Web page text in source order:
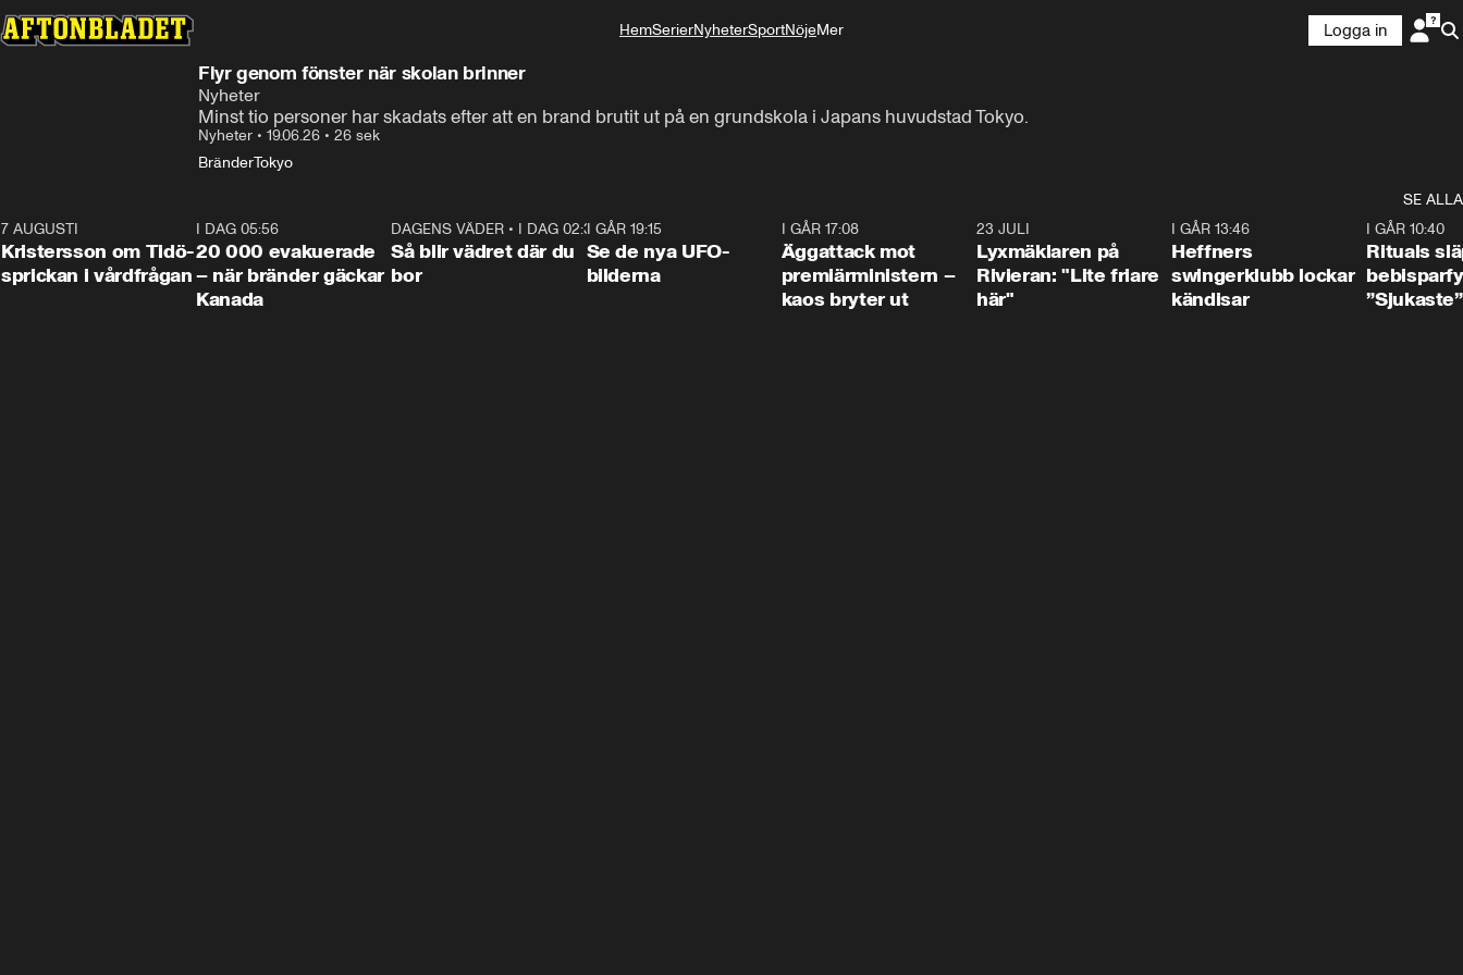
HemSerierNyheterSportNöjeMer
Logga in
Flyr genom fönster när skolan brinner
Nyheter
Minst tio personer har skadats efter att en brand brutit ut på en grundskola i Japans huvudstad Tokyo.
Nyheter • 19.06.26 • 26 sek
BränderTokyo
SE ALLA
7 AUGUSTI
Kristersson om Tidö-
sprickan i vårdfrågan
I DAG 05:56
20 000 evakuerade
– när bränder gäckar
Kanada
1:06
DAGENS VÄDER • I DAG 02:30
Så blir vädret där du
bor
I GÅR 19:15
Se de nya UFO-
bilderna
I GÅR 17:08
Äggattack mot
premiärministern –
kaos bryter ut
23 JULI
Lyxmäklaren på
Rivieran: "Lite friare
här"
I GÅR 13:46
Heffners
swingerklubb lockar
kändisar
I GÅR 10:40
Rituals
”Sjukaste”